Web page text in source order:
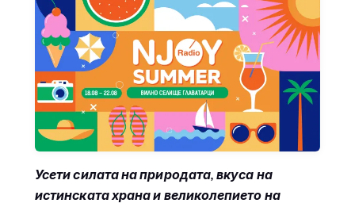
Усети силата на природата, вкуса на
истинската храна и великолепието на